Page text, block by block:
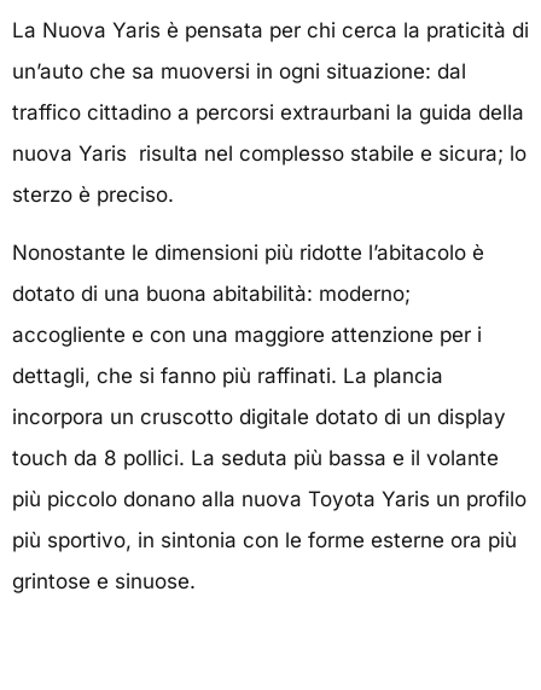
La Nuova Yaris è pensata per chi cerca la praticità di
un’auto che sa muoversi in ogni situazione: dal
traffico cittadino a percorsi extraurbani la guida della
nuova Yaris risulta nel complesso stabile e sicura; lo
sterzo è preciso.
Nonostante le dimensioni più ridotte l’abitacolo è
dotato di una buona abitabilità: moderno;
accogliente e con una maggiore attenzione per i
dettagli, che si fanno più raffinati. La plancia
incorpora un cruscotto digitale dotato di un display
touch da 8 pollici. La seduta più bassa e il volante
più piccolo donano alla nuova Toyota Yaris un profilo
più sportivo, in sintonia con le forme esterne ora più
grintose e sinuose.